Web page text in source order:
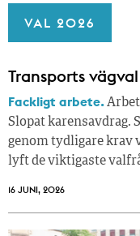
VAL 2026
Transports
Fackligt arbete.
Slopat
genom tydligare krav
lyft de viktigaste
16 JUNI, 2026